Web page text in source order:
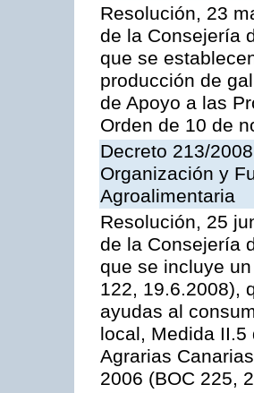
Resolución, 23
de la Consejería
que se
producción de
de Apoyo a las
Orden de 10 de
Decreto 213/
Organización y
Agroalimentaria
Resolución, 25
de la Consejería
que se incluye
122, 19.6.2008),
ayudas al
local, Medida II.5
Agrarias
2006 (BOC 225,